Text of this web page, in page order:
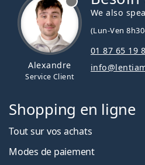
Alexandre
Service Client
We also
(Lun-Ven
01 87 65 19
Shopping en ligne
Tout sur vos achats
Modes de paiement